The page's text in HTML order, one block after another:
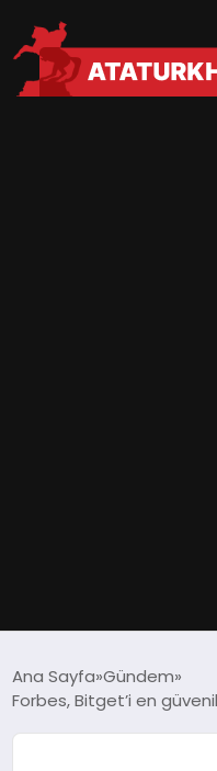
DÜNYA
Ana Sayfa Gündem
Forbes, Bitget’i en